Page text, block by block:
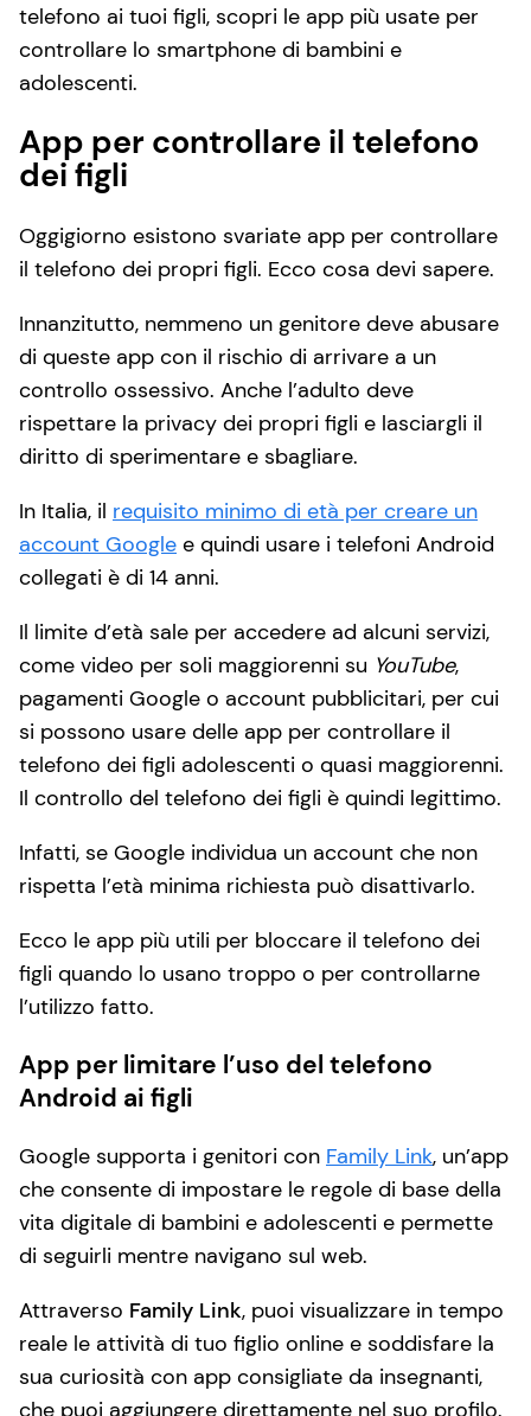
telefono ai tuoi figli, scopri le app più usate per
controllare lo smartphone di bambini e
adolescenti.
App per controllare il telefono
dei figli
Oggigiorno esistono svariate app per controllare
il telefono dei propri figli. Ecco cosa devi sapere.
Innanzitutto, nemmeno un genitore deve abusare
di queste app con il rischio di arrivare a un
controllo ossessivo. Anche l’adulto deve
rispettare la privacy dei propri figli e lasciargli il
diritto di sperimentare e sbagliare.
In Italia, il requisito minimo di età per creare un
account Google e quindi usare i telefoni Android
collegati è di 14 anni.
Il limite d’età sale per accedere ad alcuni servizi,
come video per soli maggiorenni su YouTube,
pagamenti Google o account pubblicitari, per cui
si possono usare delle app per controllare il
telefono dei figli adolescenti o quasi maggiorenni.
Il controllo del telefono dei figli è quindi legittimo.
Infatti, se Google individua un account che non
rispetta l’età minima richiesta può disattivarlo.
Ecco le app più utili per bloccare il telefono dei
figli quando lo usano troppo o per controllarne
l’utilizzo fatto.
App per limitare l’uso del telefono
Android ai figli
Google supporta i genitori con Family Link, un’app
che consente di impostare le regole di base della
vita digitale di bambini e adolescenti e permette
di seguirli mentre navigano sul web.
Attraverso Family Link, puoi visualizzare in tempo
reale le attività di tuo figlio online e soddisfare la
sua curiosità con app consigliate da insegnanti,
che puoi aggiungere direttamente nel suo profilo.